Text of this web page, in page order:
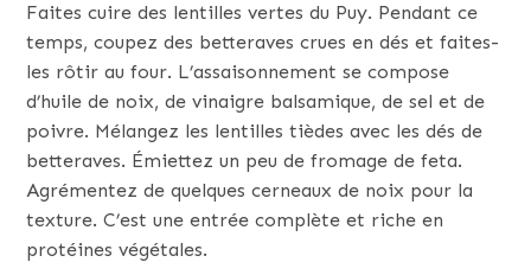
Faites cuire des lentilles vertes du Puy. Pendant ce
temps, coupez des betteraves crues en dés et faites-
les rôtir au four. L’assaisonnement se compose
d’huile de noix, de vinaigre balsamique, de sel et de
poivre. Mélangez les lentilles tièdes avec les dés de
betteraves. Émiettez un peu de fromage de feta.
Agrémentez de quelques cerneaux de noix pour la
texture. C’est une entrée complète et riche en
protéines végétales.